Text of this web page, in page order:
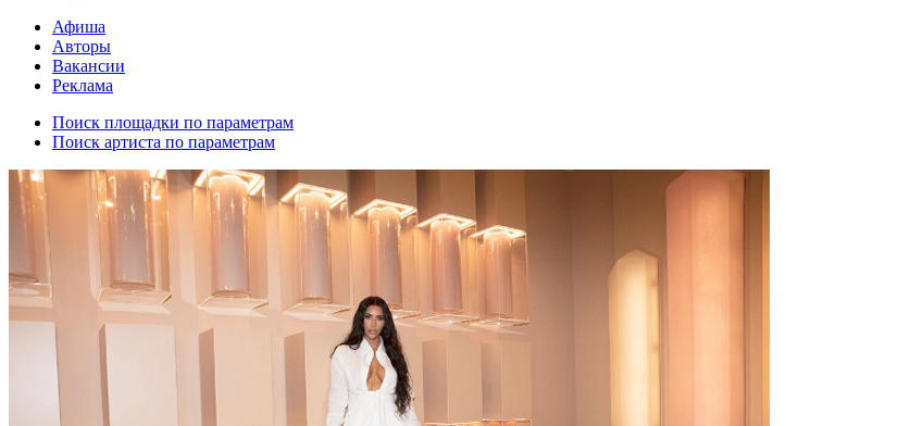
Афиша
Авторы
Вакансии
Реклама
Поиск площадки по параметрам
Поиск артиста по параметрам